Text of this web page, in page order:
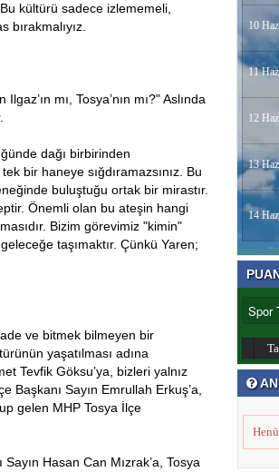
kültürü sadece izlememeli,
mı, Tosya’nın mı?" Aslında
dağı birbirinden
bir haneye sığdıramazsınız. Bu
buluştuğu ortak bir mirastır.
Önemli olan bu ateşin hangi
Bizim görevimiz "kimin"
taşımaktır. Çünkü Yaren;
ve bitmek bilmeyen bir
yaşatılması adına
Tevfik Göksu’ya, bizleri yalnız
Başkanı Sayın Emrullah Erkuş’a,
gelen MHP Tosya İlçe
Hasan Can Mızrak’a, Tosya
10
11
12
13
14